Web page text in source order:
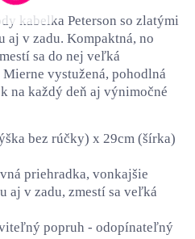
kabelka Peterson so zlatými
aj v zadu. Kompaktná, no
sa do nej veľká
vystužená, pohodlná
na každý deň aj výnimočné
bez rúčky) x 29cm (šírka)
priehradka, vonkajšie
aj v zadu, zmestí sa veľká
popruh - odopínateľný